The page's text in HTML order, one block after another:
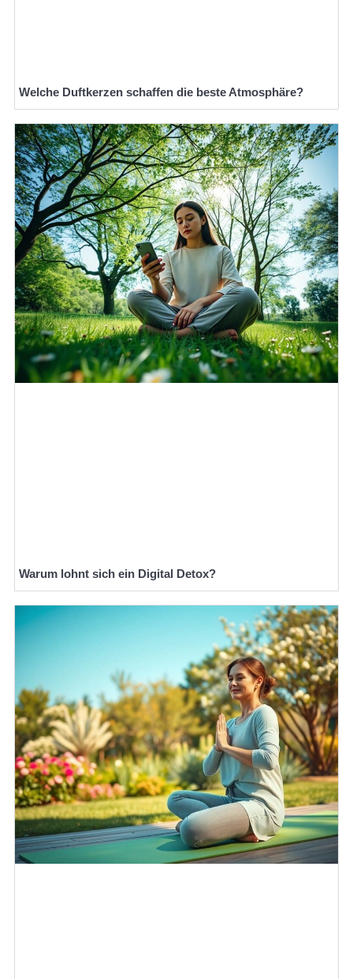
Welche Duftkerzen schaffen die beste Atmosphäre?
Warum lohnt sich ein Digital Detox?